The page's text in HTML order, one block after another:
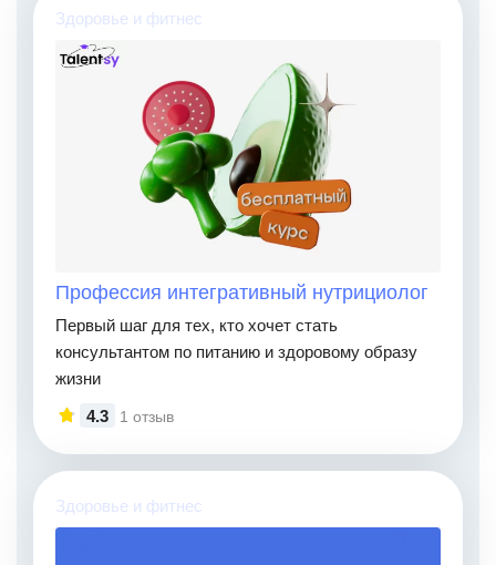
Здоровье и фитнес
Профессия интегративный нутрициолог
Первый шаг для тех, кто хочет стать
консультантом по питанию и здоровому образу
жизни
4.3
1 отзыв
Здоровье и фитнес